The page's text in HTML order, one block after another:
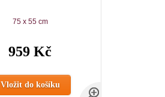
75 x 55 cm
959 Kč
Vložit do košíku